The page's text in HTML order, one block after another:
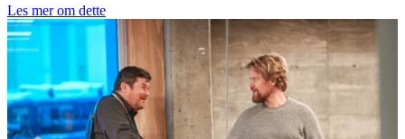
Les mer om dette